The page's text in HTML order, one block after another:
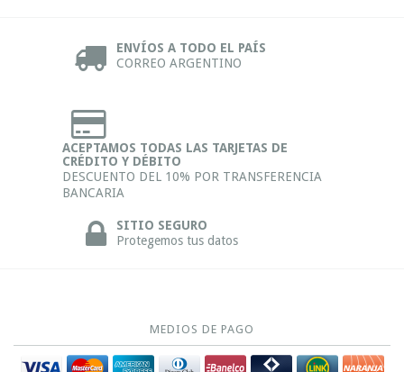
ENVÍOS A TODO EL PAÍS
CORREO ARGENTINO
ACEPTAMOS TODAS LAS TARJETAS DE
CRÉDITO Y DÉBITO
DESCUENTO DEL 10% POR TRANSFERENCIA
BANCARIA
SITIO SEGURO
Protegemos tus datos
MEDIOS DE PAGO